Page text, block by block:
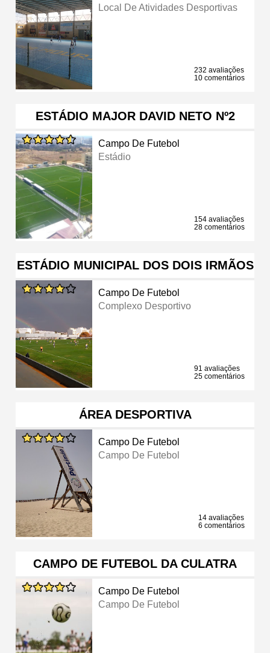
Local De Atividades Desportivas
232 avaliações
10 comentários
ESTÁDIO MAJOR DAVID NETO Nº2
Campo De Futebol
Estádio
154 avaliações
28 comentários
ESTÁDIO MUNICIPAL DOS DOIS IRMÃOS
Campo De Futebol
Complexo Desportivo
91 avaliações
25 comentários
ÁREA DESPORTIVA
Campo De Futebol
Campo De Futebol
14 avaliações
6 comentários
CAMPO DE FUTEBOL DA CULATRA
Campo De Futebol
Campo De Futebol